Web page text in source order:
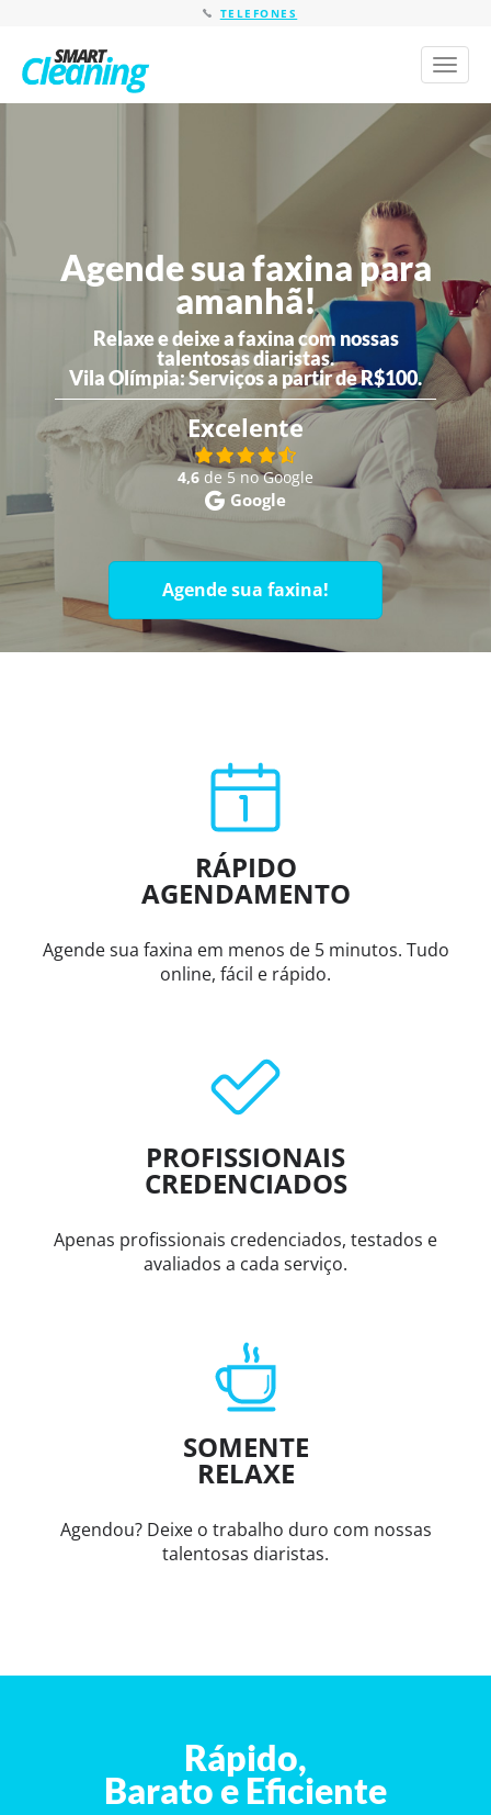
TELEFONES
Toggle
Agende sua faxina para
amanhã!
Relaxe e deixe a faxina com nossas
talentosas diaristas.
Vila Olímpia:Serviços a partir de R$100.
Excelente
4,6 de 5 no Google
Google
Agende sua faxina!
RÁPIDO
AGENDAMENTO
Agende sua faxina em menos de 5 minutos. Tudo
online, fácil e rápido.
PROFISSIONAIS
CREDENCIADOS
Apenas profissionais credenciados, testados e
avaliados a cada serviço.
SOMENTE
RELAXE
Agendou? Deixe o trabalho duro com nossas
talentosas diaristas.
Rápido,
Barato e Eficiente